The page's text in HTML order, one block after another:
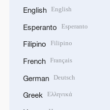
English English
Esperanto Esperanto
Filipino Filipino
French Français
German Deutsch
Greek Ελληνικά